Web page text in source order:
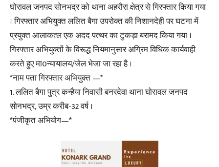
घोरावल जनपद सोनभद्र को थाना अहरौरा क्षेत्र से गिरफ्तार किया गया
। गिरफ्तार अभियुक्त ललित बैगा उपरोक्त की निशानदेही पर घटना में
प्रयुक्त आलाकत्ल एक अदद पत्थर का टुकड़ा बरामद किया गया ।
गिरफ्तार अभियुक्तों के विरूद्ध नियमानुसार अग्रिम विधिक कार्यवाही
करते हुए मा0न्यायालय/जेल भेजा जा रहा है ।
*नाम पता गिरफ्तार अभियुक्त —*
1. ललित बैगा पुत्र कन्हैया निवासी बनरदेवा थाना घोरावल जनपद
सोनभद्र, उम्र करीब-32 वर्ष ।
*पंजीकृत अभियोग—*